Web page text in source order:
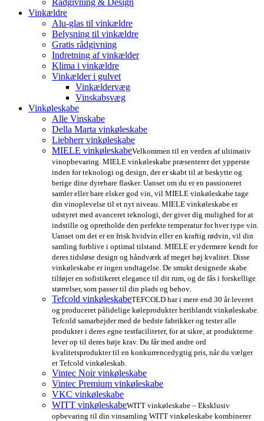
Vinkældre
Alu-glas til vinkældre
Belysning til vinkældre
Gratis rådgivning
Indretning af vinkælder
Klima i vinkældre
Vinkælder i gulvet
Vinkældervæg
Vinskabsvæg
Vinkøleskabe
Alle Vinskabe
Della Marta vinkøleskabe
Liebherr vinkøleskabe
MIELE vinkøleskabeVelkommen til en verden af ultimativ
vinopbevaring. MIELE vinkøleskabe præsenterer det ypperste
inden for teknologi og design, der er skabt til at beskytte og
berige dine dyrebare flasker. Uanset om du er en passioneret
samler eller bare elsker god vin, vil MIELE vinkøleskabe tage
din vinoplevelse til et nyt niveau. MIELE vinkøleskabe er
udstyret med avanceret teknologi, der giver dig mulighed for at
indstille og opretholde den perfekte temperatur for hver type vin.
Uanset om det er en frisk hvidvin eller en kraftig rødvin, vil din
samling forblive i optimal tilstand. MIELE er ydermere kendt for
deres tidsløse design og håndværk af meget høj kvalitet. Disse
vinkøleskabe er ingen undtagelse. De smukt designede skabe
tilføjer en sofistikeret elegance til dit rum, og de fås i forskellige
størrelser, som passer til din plads og behov.
Tefcold vinkøleskabeTEFCOLD har i mere end 30 år leveret
og produceret pålidelige køleprodukter heriblandt vinkøleskabe.
Tefcold samarbejder med de bedste fabrikker og tester alle
produkter i deres egne testfaciliteter, for at sikre, at produkterne
lever op til deres høje krav. Du får med andre ord
kvalitetsprodukter til en konkurrencedygtig pris, når du vælger
et Tefcold vinkøleskab.
Vintec Noir vinkøleskabe
Vintec Premium vinkøleskabe
VKC vinkøleskabe
WITT vinkøleskabeWITT vinkøleskabe – Eksklusiv
opbevaring til din vinsamling WITT vinkøleskabe kombinerer